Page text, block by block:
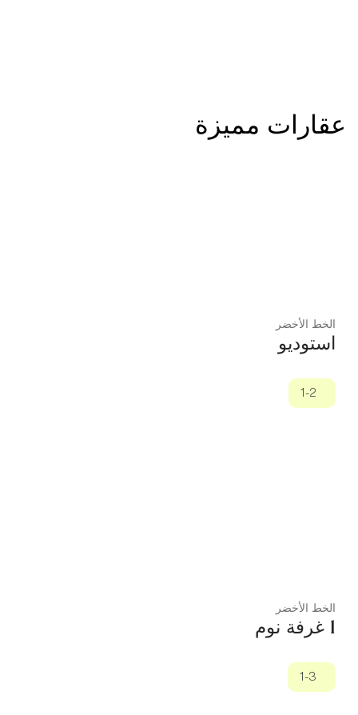
عقارات مميزة‏
الخط الأخضر
استوديو
الخط الأخضر
1 غرفة نوم